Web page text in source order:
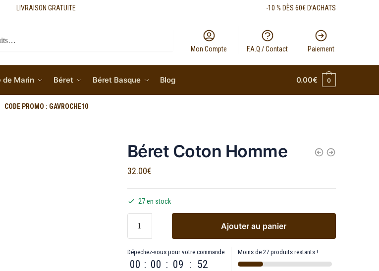
LIVRAISON GRATUITE -10 % DÈS 60€ D’ACHATS
Mon Compte F.A.Q / Contact Paiement
de Marin Béret Béret Basque Blog 0.00€ 0
CODE PROMO : GAVROCHE10
Béret Coton Homme
32.00€
27 en stock
Ajouter au panier
Dépechez-vous pour votre commande
00 : 00 : 09 : 52
Moins de 27 produits restants !